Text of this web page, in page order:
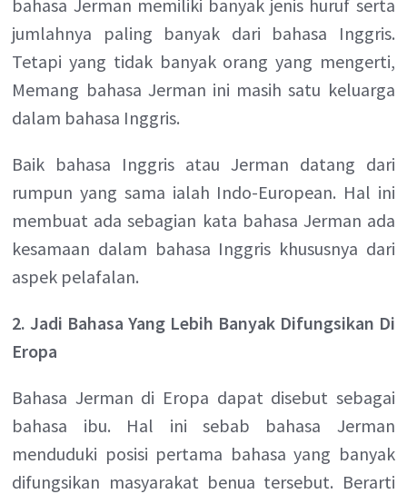
bahasa Jerman memiliki banyak jenis huruf serta
jumlahnya paling banyak dari bahasa Inggris.
Tetapi yang tidak banyak orang yang mengerti,
Memang bahasa Jerman ini masih satu keluarga
dalam bahasa Inggris.
Baik bahasa Inggris atau Jerman datang dari
rumpun yang sama ialah Indo-European. Hal ini
membuat ada sebagian kata bahasa Jerman ada
kesamaan dalam bahasa Inggris khususnya dari
aspek pelafalan.
2. Jadi Bahasa Yang Lebih Banyak Difungsikan Di
Eropa
Bahasa Jerman di Eropa dapat disebut sebagai
bahasa ibu. Hal ini sebab bahasa Jerman
menduduki posisi pertama bahasa yang banyak
difungsikan masyarakat benua tersebut. Berarti